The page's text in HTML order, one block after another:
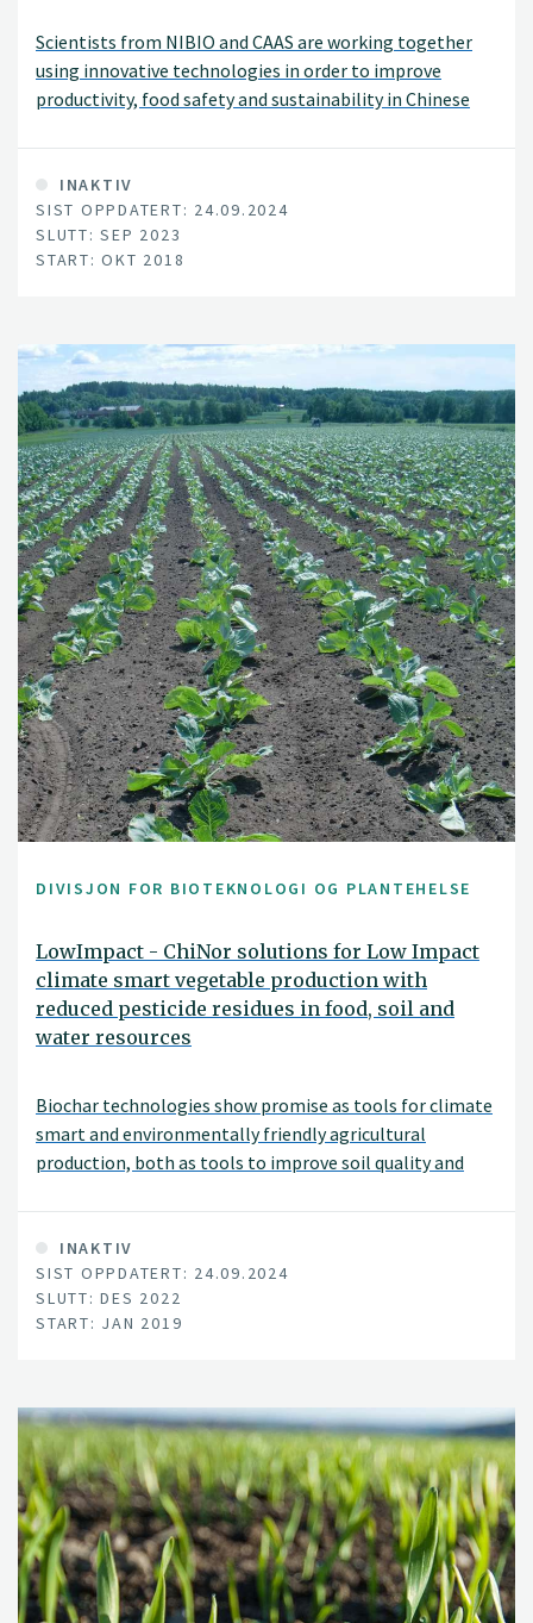
Scientists from NIBIO and CAAS are working together
using innovative technologies in order to improve
productivity, food safety and sustainability in Chinese
INAKTIV
SIST OPPDATERT: 24.09.2024
SLUTT: SEP 2023
START: OKT 2018
DIVISJON FOR BIOTEKNOLOGI OG PLANTEHELSE
LowImpact - ChiNor solutions for Low Impact
climate smart vegetable production with
reduced pesticide residues in food, soil and
water resources
Biochar technologies show promise as tools for climate
smart and environmentally friendly agricultural
production, both as tools to improve soil quality and
reduce pesticide pollution to the environment and
pesticide residues in food. However, there is a lack of
studies integrating these concerns and designing joint
solutions.
INAKTIV
SIST OPPDATERT: 24.09.2024
SLUTT: DES 2022
START: JAN 2019